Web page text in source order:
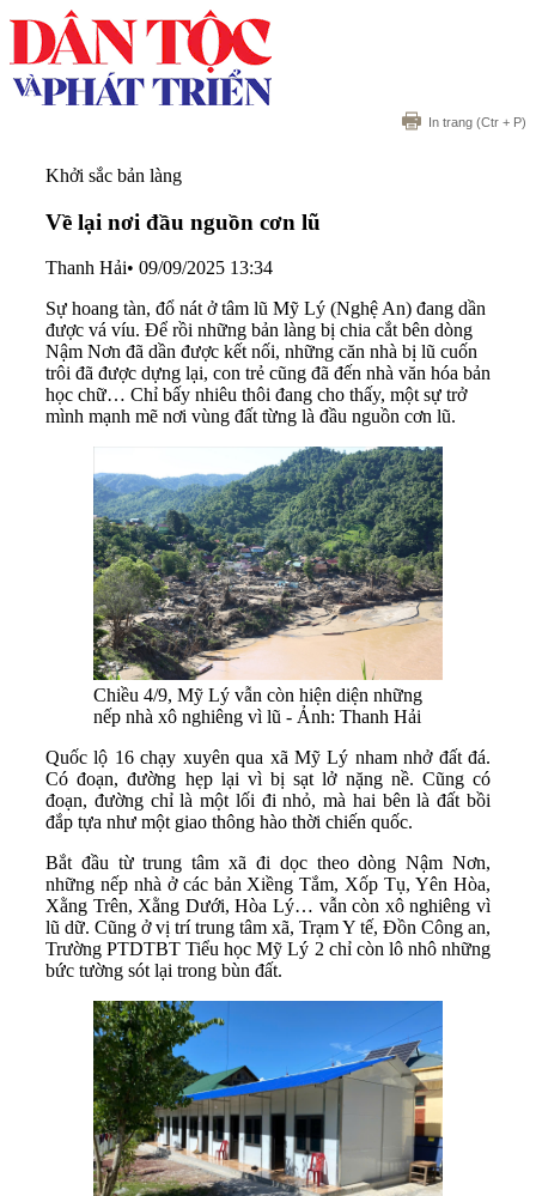
In trang (Ctr + P)
Khởi sắc bản làng
Về lại nơi đầu nguồn cơn lũ
Thanh Hải• 09/09/2025 13:34
Sự hoang tàn, đổ nát ở tâm lũ Mỹ Lý (Nghệ An) đang dần
được vá víu. Để rồi những bản làng bị chia cắt bên dòng
Nậm Nơn đã dần được kết nối, những căn nhà bị lũ cuốn
trôi đã được dựng lại, con trẻ cũng đã đến nhà văn hóa bản
học chữ… Chỉ bấy nhiêu thôi đang cho thấy, một sự trở
mình mạnh mẽ nơi vùng đất từng là đầu nguồn cơn lũ.
Chiều 4/9, Mỹ Lý vẫn còn hiện diện những
nếp nhà xô nghiêng vì lũ - Ảnh: Thanh Hải
Quốc lộ 16 chạy xuyên qua xã Mỹ Lý nham nhở đất đá.
Có đoạn, đường hẹp lại vì bị sạt lở nặng nề. Cũng có
đoạn, đường chỉ là một lối đi nhỏ, mà hai bên là đất bồi
đắp tựa như một giao thông hào thời chiến quốc.
Bắt đầu từ trung tâm xã đi dọc theo dòng Nậm Nơn,
những nếp nhà ở các bản Xiềng Tắm, Xốp Tụ, Yên Hòa,
Xằng Trên, Xằng Dưới, Hòa Lý… vẫn còn xô nghiêng vì
lũ dữ. Cũng ở vị trí trung tâm xã, Trạm Y tế, Đồn Công an,
Trường PTDTBT Tiểu học Mỹ Lý 2 chỉ còn lô nhô những
bức tường sót lại trong bùn đất.